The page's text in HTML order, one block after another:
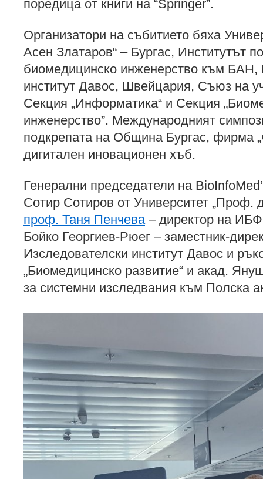
поредица от книги на “Springer”.
Организатори на събитието бяха
Асен Златаров“ – Бургас, Институтът
биомедицинско инженерство към БАН,
институт Давос, Швейцария, Съюз на
Секция „Информатика“ и Секция
инженерство”. Международният
подкрепата на Община Бургас, фирма
дигитален иновационен хъб.
Генерални председатели на
Сотир Сотиров от Университет „Проф.
проф. Таня Пенчева– директор на
Бойко Георгиев-Рюег – заместник-
Изследователски институт Давос и
„Биомедицинско развитие“ и акад.
за системни изследвания към Полска